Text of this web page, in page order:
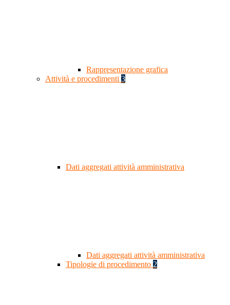
Rappresentazione grafica
Attività e procedimenti 3
Dati aggregati attività amministrativa
Dati aggregati attività amministrativa
Tipologie di procedimento 2